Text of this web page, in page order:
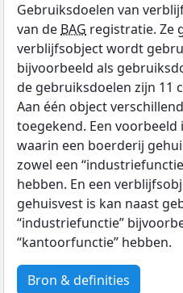
Gebruiksdoelen van
van deBAG registratie. Ze
verblijfsobject wordt
bijvoorbeeld als
de gebruiksdoelen zijn 11
Aan één object
toegekend. Een
waarin een boerderij
zowel een
hebben. En een
gehuisvest is kan naast
“industriefunctie”
“kantoorfunctie” hebben.
Bron & definities